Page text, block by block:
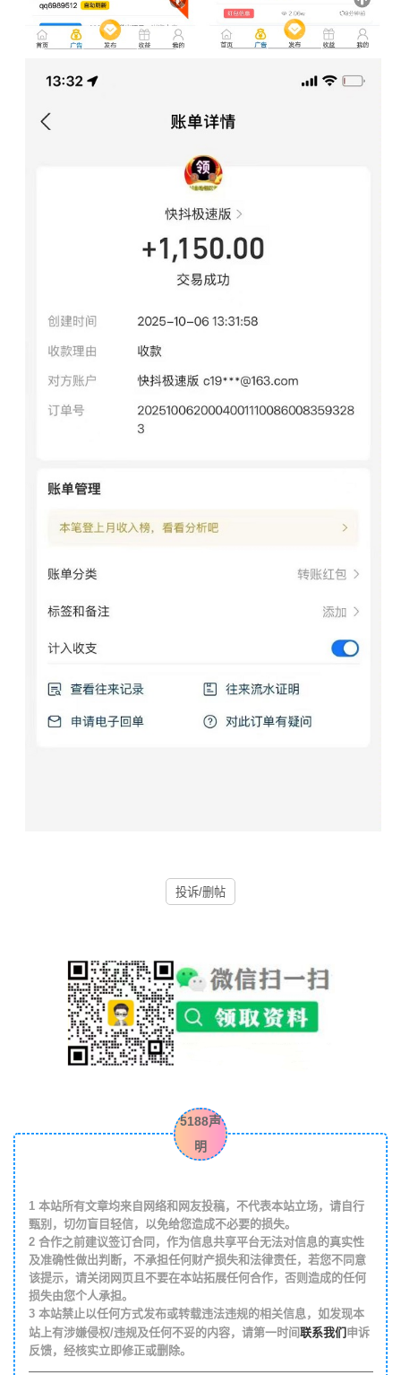
投诉/删帖
5188声
明
1本站所有文章均来自网络和网友投稿，不代表本站立场，请自行
甄别，切勿盲目轻信，以免给您造成不必要的损失。
2合作之前建议签订合同，作为信息共享平台无法对信息的真实性
及准确性做出判断，不承担任何财产损失和法律责任，若您不同意
该提示，请关闭网页且不要在本站拓展任何合作，否则造成的任何
损失由您个人承担。
3本站禁止以任何方式发布或转载违法违规的相关信息，如发现本
站上有涉嫌侵权/违规及任何不妥的内容，请第一时间联系我们申诉
反馈，经核实立即修正或删除。